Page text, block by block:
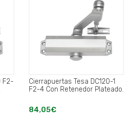
Cierrapuertas Tesa DC120-1
F2-4 Con Retenedor Plateado.
84,05€